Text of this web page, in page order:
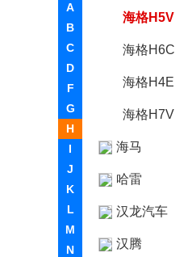
A
B
C
D
F
G
H
I
J
K
L
M
N
海格H5V
海格H6C
海格H4E
海格H7V
海马
哈雷
汉龙汽车
汉腾